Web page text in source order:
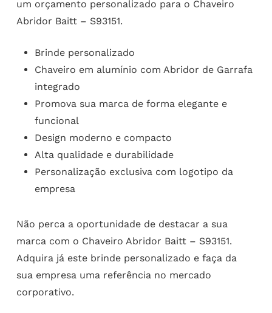
um orçamento personalizado para o Chaveiro
Abridor Baitt – S93151.
Brinde personalizado
Chaveiro em alumínio com Abridor de Garrafa
integrado
Promova sua marca de forma elegante e
funcional
Design moderno e compacto
Alta qualidade e durabilidade
Personalização exclusiva com logotipo da
empresa
Não perca a oportunidade de destacar a sua
marca com o Chaveiro Abridor Baitt – S93151.
Adquira já este brinde personalizado e faça da
sua empresa uma referência no mercado
corporativo.